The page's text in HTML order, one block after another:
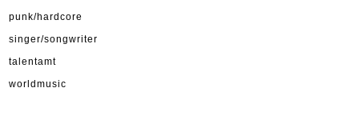
punk/hardcore
singer/songwriter
talentamt
worldmusic